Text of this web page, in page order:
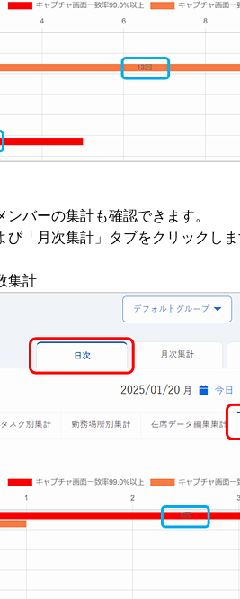
バーの集計も確認できます。
「月次集計」タブをクリックしま
計